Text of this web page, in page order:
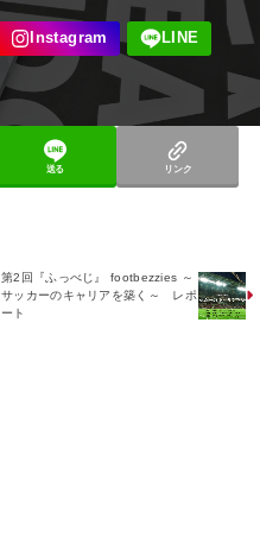
送る リンク
第2回『ふっべじ』 footbezzies ～
サッカーのキャリアを築く～ レポ
ート